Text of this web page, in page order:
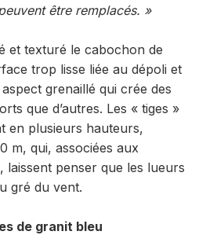
être remplacés. »
et texturé le cabochon de
trop lisse liée au dépoli et
grenaillé qui crée des
que d’autres. Les « tiges »
en plusieurs hauteurs,
m, qui, associées aux
laissent penser que les lueurs
gré du vent.
de granit bleu